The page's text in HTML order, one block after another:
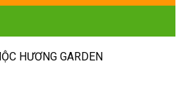
HƯƠNG GARDEN